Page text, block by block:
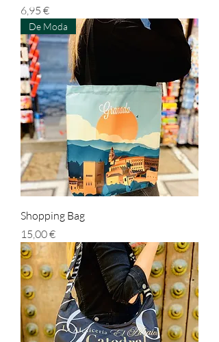
Prezzo
6,95 €
De Moda
Shopping Bag
Prezzo
15,00 €